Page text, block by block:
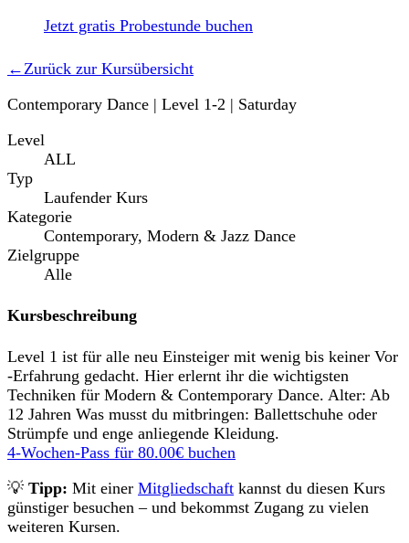
Jetzt gratis Probestunde buchen
←Zurück zur Kursübersicht
Contemporary Dance | Level 1-2 | Saturday
Level
ALL
Typ
Laufender Kurs
Kategorie
Contemporary, Modern & Jazz Dance
Zielgruppe
Alle
Kursbeschreibung
Level 1 ist für alle neu Einsteiger mit wenig bis keiner Vor
-Erfahrung gedacht. Hier erlernt ihr die wichtigsten
Techniken für Modern & Contemporary Dance. Alter: Ab
12 Jahren Was musst du mitbringen: Ballettschuhe oder
Strümpfe und enge anliegende Kleidung.
4-Wochen-Pass für 80.00€ buchen
💡 Tipp: Mit einer Mitgliedschaft kannst du diesen Kurs
günstiger besuchen – und bekommst Zugang zu vielen
weiteren Kursen.